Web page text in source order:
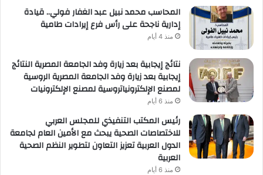
المحاسب محمد نبيل عبد الغفار فولي.. قيادة
إدارية ناجحة على رأس فرع إيرادات طامية
منذ 4 أيام
نتائج إيجابية بعد زيارة وفد الجامعة المصرية النتائج
إيجابية بعد زيارة وفد الجامعة المصرية الروسية
لمصنع الإلكترونياتروسية لمصنع الإلكترونيات
منذ 6 أيام
رئيس المكتب التنفيذي للمجلس العربي
للاختصاصات الصحية يبحث مع الأمين العام لجامعة
الدول العربية تعزيز التعاون لتطوير النظم الصحية
العربية
منذ 6 أيام